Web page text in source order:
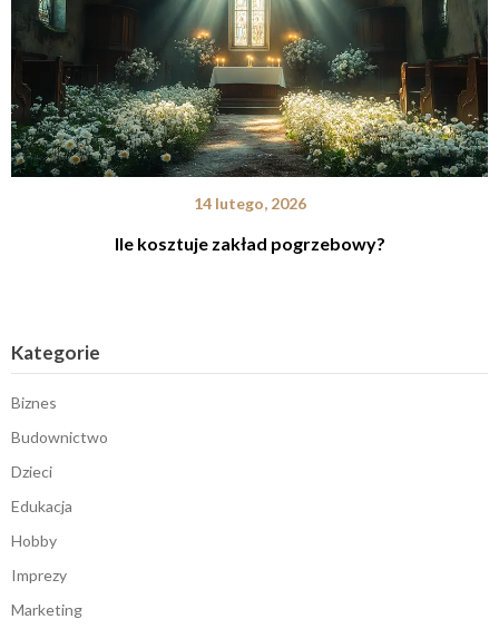
14 lutego, 2026
Ile kosztuje zakład pogrzebowy?
Kategorie
Biznes
Budownictwo
Dzieci
Edukacja
Hobby
Imprezy
Marketing